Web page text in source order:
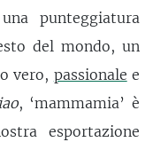
punteggiatura
del mondo, un
vero, passionale e
, ‘mammamia’ è
esportazione